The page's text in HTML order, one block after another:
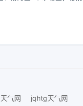
气网 jqhtg天气网